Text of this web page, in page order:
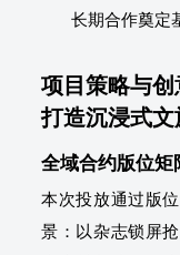
长期合作奠定
项目策略与创
打造沉浸式
全域合约版位
本次投放通过版
景：以杂志锁屏